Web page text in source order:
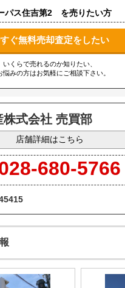
パス住吉第2 を売りたい方
ぐ無料売却査定をしたい
いくらで売れるのか知りたい、
悩みの方はお気軽にご相談下さい。
式会社 売買部
店舗詳細はこちら
680-5766